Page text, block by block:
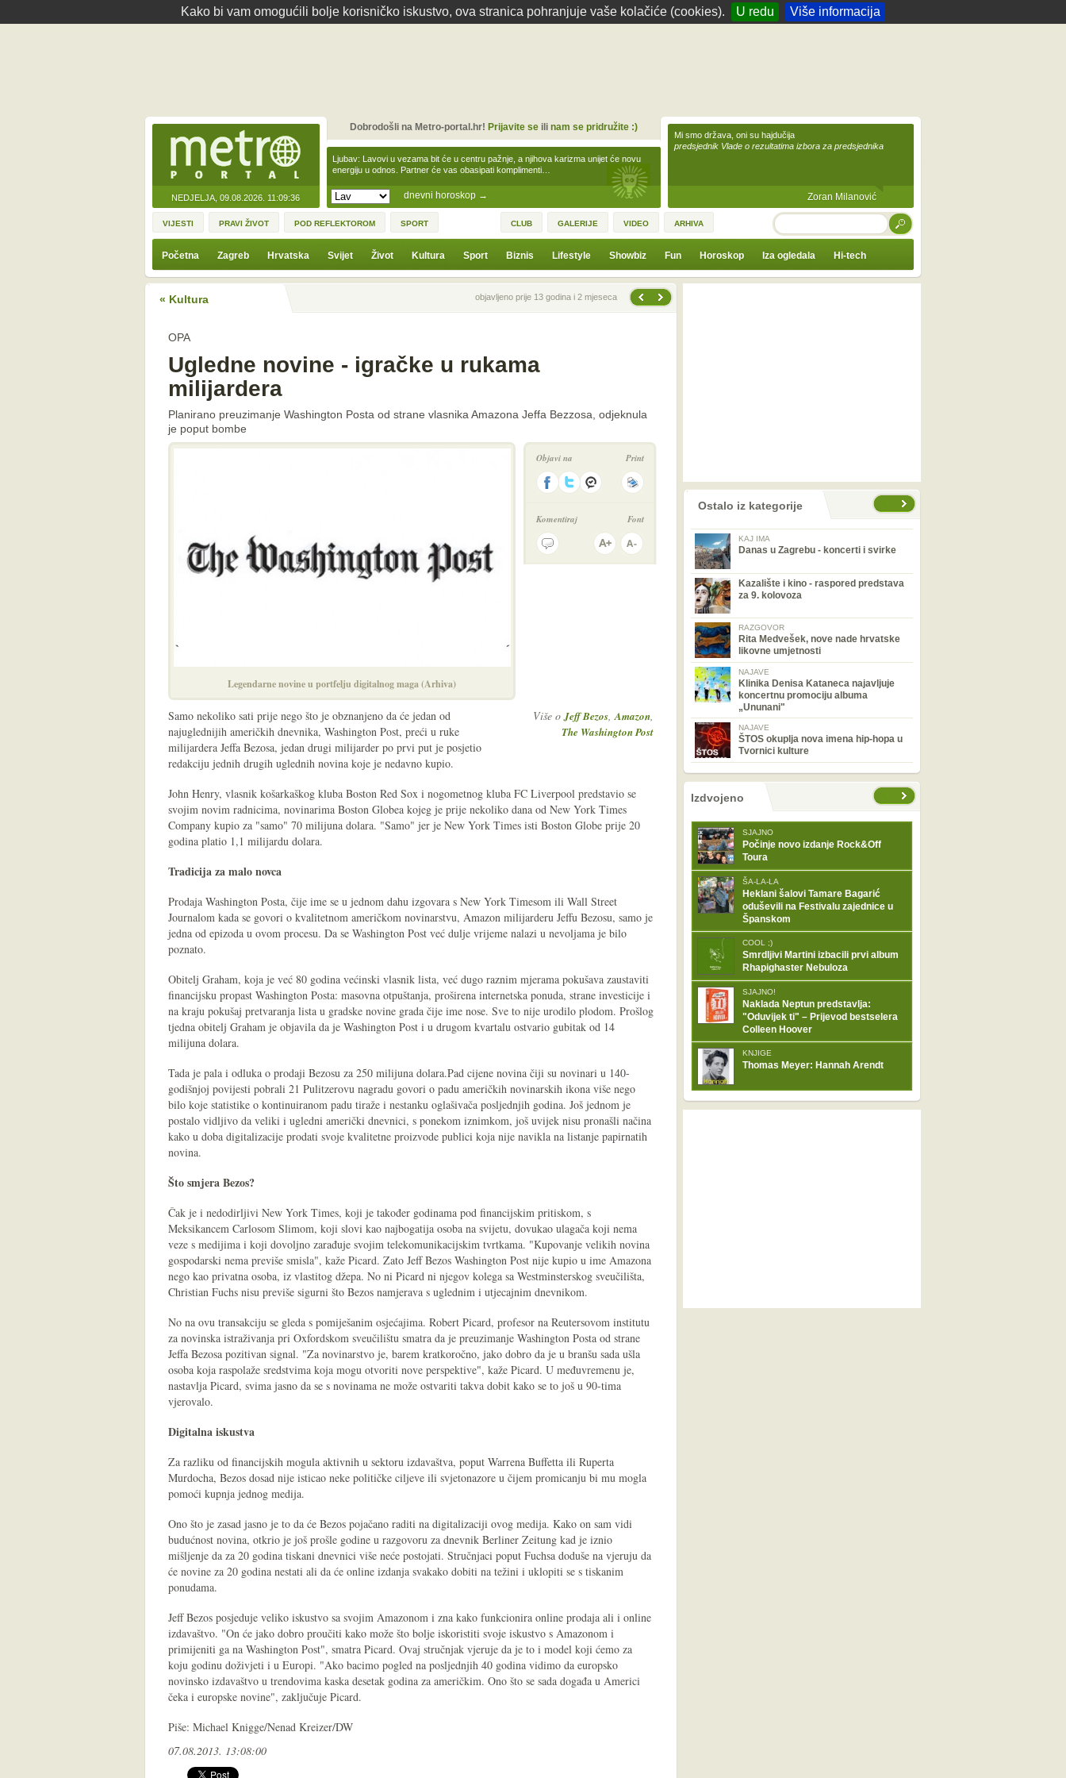
Kako bi vam omogućili bolje korisničko iskustvo, ova stranica pohranjuje vaše kolačiće (cookies). U redu Više informacija
NEDJELJA, 09.08.2026. 11:09:36 dnevni horoskop →
Ljubav: Lavovi u vezama bit će u centru pažnje, a njihova karizma unijet će novu
energiju u odnos. Partner će vas obasipati komplimenti…
Dobrodošli na Metro-portal.hr! Prijavite seili nam se pridružite :)
Mi smo država, oni su hajdučija
predsjednik Vlade o rezultatima izbora za predsjednika
Zoran Milanović
VIJESTI PRAVI ŽIVOT POD REFLEKTOROM SPORT CLUB GALERIJE VIDEO ARHIVA TRAŽI
Početna Zagreb Hrvatska Svijet Život Kultura Sport Biznis Lifestyle Showbiz Fun Horoskop Iza ogledala Hi-tech
« Kultura Prethodna vijestobjavljeno prije 13 godina i 2 mjeseca
OPA
Ugledne novine - igračke u rukama
milijardera
Planirano preuzimanje Washington Posta od strane vlasnika Amazona Jeffa Bezzosa, odjeknula
je poput bombe
Legendarne novine u portfelju digitalnog maga (Arhiva)
Objavi na Print
Komentiraj Font
Više oJeff Bezos,Amazon,
The Washington Post
Samo nekoliko sati prije nego što je obznanjeno da će jedan od
najuglednijih američkih dnevnika, Washington Post, preći u ruke
milijardera Jeffa Bezosa, jedan drugi milijarder po prvi put je posjetio
redakciju jednih drugih uglednih novina koje je nedavno kupio.
John Henry, vlasnik košarkaškog kluba Boston Red Sox i nogometnog kluba FC Liverpool predstavio se
svojim novim radnicima, novinarima Boston Globea kojeg je prije nekoliko dana od New York Times
Company kupio za "samo" 70 milijuna dolara. "Samo" jer je New York Times isti Boston Globe prije 20
godina platio 1,1 milijardu dolara.
Tradicija za malo novca
Prodaja Washington Posta, čije ime se u jednom dahu izgovara s New York Timesom ili Wall Street
Journalom kada se govori o kvalitetnom američkom novinarstvu, Amazon milijarderu Jeffu Bezosu, samo je
jedna od epizoda u ovom procesu. Da se Washington Post već dulje vrijeme nalazi u nevoljama je bilo
poznato.
Obitelj Graham, koja je već 80 godina većinski vlasnik lista, već dugo raznim mjerama pokušava zaustaviti
financijsku propast Washington Posta: masovna otpuštanja, proširena internetska ponuda, strane investicije i
na kraju pokušaj pretvaranja lista u gradske novine grada čije ime nose. Sve to nije urodilo plodom. Prošlog
tjedna obitelj Graham je objavila da je Washington Post i u drugom kvartalu ostvario gubitak od 14
milijuna dolara.
Tada je pala i odluka o prodaji Bezosu za 250 milijuna dolara.Pad cijene novina čiji su novinari u 140-
godišnjoj povijesti pobrali 21 Pulitzerovu nagradu govori o padu američkih novinarskih ikona više nego
bilo koje statistike o kontinuiranom padu tiraže i nestanku oglašivača posljednjih godina. Još jednom je
postalo vidljivo da veliki i ugledni američki dnevnici, s ponekom iznimkom, još uvijek nisu pronašli načina
kako u doba digitalizacije prodati svoje kvalitetne proizvode publici koja nije navikla na listanje papirnatih
novina.
Što smjera Bezos?
Čak je i nedodirljivi New York Times, koji je također godinama pod financijskim pritiskom, s
Meksikancem Carlosom Slimom, koji slovi kao najbogatija osoba na svijetu, dovukao ulagača koji nema
veze s medijima i koji dovoljno zarađuje svojim telekomunikacijskim tvrtkama. "Kupovanje velikih novina
gospodarski nema previše smisla", kaže Picard. Zato Jeff Bezos Washington Post nije kupio u ime Amazona
nego kao privatna osoba, iz vlastitog džepa. No ni Picard ni njegov kolega sa Westminsterskog sveučilišta,
Christian Fuchs nisu previše sigurni što Bezos namjerava s uglednim i utjecajnim dnevnikom.
No na ovu transakciju se gleda s pomiješanim osjećajima. Robert Picard, profesor na Reutersovom institutu
za novinska istraživanja pri Oxfordskom sveučilištu smatra da je preuzimanje Washington Posta od strane
Jeffa Bezosa pozitivan signal. "Za novinarstvo je, barem kratkoročno, jako dobro da je u branšu sada ušla
osoba koja raspolaže sredstvima koja mogu otvoriti nove perspektive", kaže Picard. U međuvremenu je,
nastavlja Picard, svima jasno da se s novinama ne može ostvariti takva dobit kako se to još u 90-tima
vjerovalo.
Digitalna iskustva
Za razliku od financijskih mogula aktivnih u sektoru izdavaštva, poput Warrena Buffetta ili Ruperta
Murdocha, Bezos dosad nije isticao neke političke ciljeve ili svjetonazore u čijem promicanju bi mu mogla
pomoći kupnja jednog medija.
Ono što je zasad jasno je to da će Bezos pojačano raditi na digitalizaciji ovog medija. Kako on sam vidi
budućnost novina, otkrio je još prošle godine u razgovoru za dnevnik Berliner Zeitung kad je iznio
mišljenje da za 20 godina tiskani dnevnici više neće postojati. Stručnjaci poput Fuchsa doduše na vjeruju da
će novine za 20 godina nestati ali da će online izdanja svakako dobiti na težini i uklopiti se s tiskanim
ponudama.
Jeff Bezos posjeduje veliko iskustvo sa svojim Amazonom i zna kako funkcionira online prodaja ali i online
izdavaštvo. "On će jako dobro proučiti kako može što bolje iskoristiti svoje iskustvo s Amazonom i
primijeniti ga na Washington Post", smatra Picard. Ovaj stručnjak vjeruje da je to i model koji ćemo za
koju godinu doživjeti i u Europi. "Ako bacimo pogled na posljednjih 40 godina vidimo da europsko
novinsko izdavaštvo u trendovima kaska desetak godina za američkim. Ono što se sada događa u Americi
čeka i europske novine", zaključuje Picard.
Piše: Michael Knigge/Nenad Kreizer/DW
07.08.2013. 13:08:00
Ostalo iz kategorije
KAJ IMA
Danas u Zagrebu - koncerti i svirke
Kazalište i kino - raspored predstava
za 9. kolovoza
RAZGOVOR
Rita Medvešek, nove nade hrvatske
likovne umjetnosti
NAJAVE
Klinika Denisa Kataneca najavljuje
koncertnu promociju albuma
„Ununani"
NAJAVE
ŠTOS okuplja nova imena hip-hopa u
Tvornici kulture
nema prethodne stranice
sljedećeIzdvojeno
SJAJNO
Počinje novo izdanje Rock&Off
Toura
ŠA-LA-LA
Heklani šalovi Tamare Bagarić
oduševili na Festivalu zajednice u
Španskom
COOL ;)
Smrdljivi Martini izbacili prvi album
Rhapighaster Nebuloza
SJAJNO!
Naklada Neptun predstavlja:
"Oduvijek ti" – Prijevod bestselera
Colleen Hoover
KNJIGE
Thomas Meyer: Hannah Arendt